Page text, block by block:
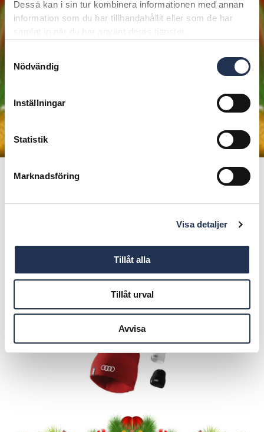
Dessa kan i sin tur kombinera informationen med annan
information som du har tillhandahållit eller som de har
Nödvändig
Inställningar
Statistik
Marknadsföring
Visa detaljer
Tillåt alla
Tillåt urval
Avvisa
MÖSSA MED AUDI-LOGGA 129 KR